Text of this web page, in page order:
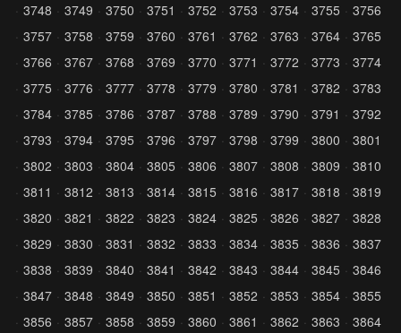
3748
3749 3750 3751 3752 3753 3754 3755
3756
3757
3758 3759 3760 3761 3762 3763 3764
3765
3766
3767 3768 3769 3770 3771 3772 3773
3774
3775
3776 3777 3778 3779 3780 3781 3782
3783
3784
3785 3786 3787 3788 3789 3790 3791
3792
3793
3794 3795 3796 3797 3798 3799 3800
3801
3802
3803 3804 3805 3806 3807 3808 3809
3810
3811
3812 3813 3814 3815 3816 3817 3818
3819
3820
3821 3822 3823 3824 3825 3826 3827
3828
3829
3830 3831 3832 3833 3834 3835 3836
3837
3838
3839 3840 3841 3842 3843 3844 3845
3846
3847
3848 3849 3850 3851 3852 3853 3854
3855
3856
3857 3858 3859 3860 3861 3862 3863
3864